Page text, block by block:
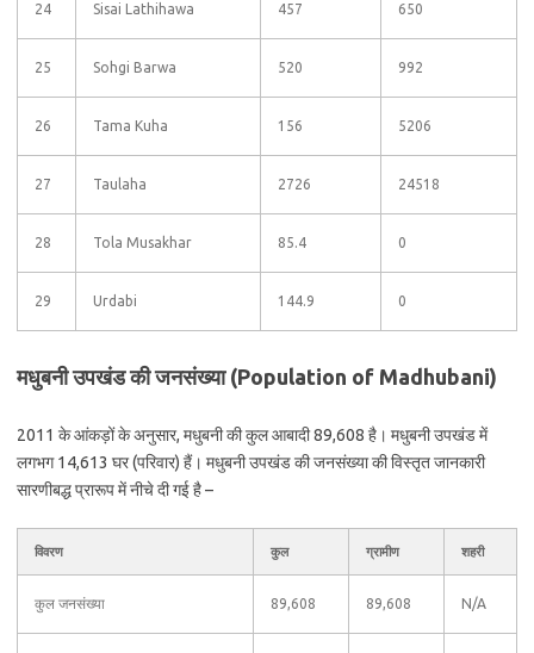
24 Sisai Lathihawa 457 650
25 Sohgi Barwa 520 992
26 Tama Kuha 156 5206
27 Taulaha 2726 24518
28 Tola Musakhar 85.4 0
29 Urdabi 144.9 0
मधुबनी उपखंड की जनसंख्या (Population of Madhubani)
2011 के आंकड़ों के अनुसार, मधुबनी की कुल आबादी 89,608 है। मधुबनी उपखंड में
लगभग 14,613 घर (परिवार) हैं। मधुबनी उपखंड की जनसंख्या की विस्तृत जानकारी
सारणीबद्ध प्रारूप में नीचे दी गई है –
विवरण कुल ग्रामीण शहरी
कुल जनसंख्या 89,608 89,608 N/A